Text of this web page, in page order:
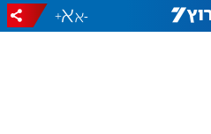
-
+